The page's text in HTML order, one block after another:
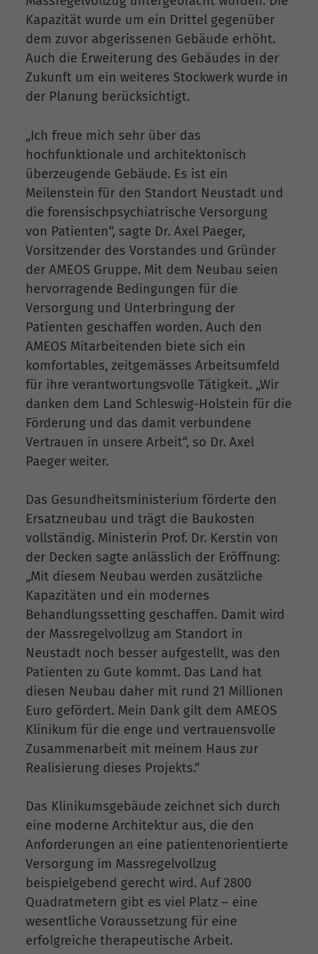
Kapazität wurde um ein Drittel gegenüber
dem zuvor abgerissenen Gebäude erhöht.
Auch die Erweiterung des Gebäudes in der
Zukunft um ein weiteres Stockwerk wurde in
der Planung berücksichtigt.
„Ich freue mich sehr über das
hochfunktionale und architektonisch
überzeugende Gebäude. Es ist ein
Meilenstein für den Standort Neustadt und
die forensischpsychiatrische Versorgung
von Patienten“, sagte Dr. Axel Paeger,
Vorsitzender des Vorstandes und Gründer
der AMEOS Gruppe. Mit dem Neubau seien
hervorragende Bedingungen für die
Versorgung und Unterbringung der
Patienten geschaffen worden. Auch den
AMEOS Mitarbeitenden biete sich ein
komfortables, zeitgemässes Arbeitsumfeld
für ihre verantwortungsvolle Tätigkeit. „Wir
danken dem Land Schleswig-Holstein für die
Förderung und das damit verbundene
Vertrauen in unsere Arbeit“, so Dr. Axel
Paeger weiter.
Das Gesundheitsministerium förderte den
Ersatzneubau und trägt die Baukosten
vollständig. Ministerin Prof. Dr. Kerstin von
der Decken sagte anlässlich der Eröffnung:
„Mit diesem Neubau werden zusätzliche
Kapazitäten und ein modernes
Behandlungssetting geschaffen. Damit wird
der Massregelvollzug am Standort in
Neustadt noch besser aufgestellt, was den
Patienten zu Gute kommt. Das Land hat
diesen Neubau daher mit rund 21 Millionen
Euro gefördert. Mein Dank gilt dem AMEOS
Klinikum für die enge und vertrauensvolle
Zusammenarbeit mit meinem Haus zur
Realisierung dieses Projekts.“
Das Klinikumsgebäude zeichnet sich durch
eine moderne Architektur aus, die den
Anforderungen an eine patientenorientierte
Versorgung im Massregelvollzug
beispielgebend gerecht wird. Auf 2800
Quadratmetern gibt es viel Platz – eine
wesentliche Voraussetzung für eine
erfolgreiche therapeutische Arbeit.